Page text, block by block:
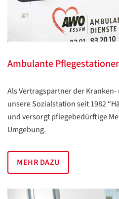
Ambulante
Als Vertragspartner der
unsere Sozialstation seit 1982
und versorgt pflegebedürftige
Umgebung.
MEHR DAZU